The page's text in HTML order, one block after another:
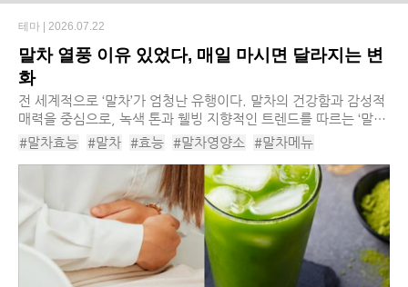
말차 열풍 이유 있었다, 매일 마시면 달라지는 변
화
전 세계적으로 ‘말차’가 엄청난 유행이다. 말차의 건강함과 감성적
매력을 중심으로, 녹색 톤과 웰빙 지향적인 트렌드를 따르는 ‘말차
코어’라는 단어는 전 세계에서 통용이 되고 있는 상황이다. 말차빛
#말차효능 #말차 #효능 #말차영양소
#말차메뉴
#말차레시피 #말차라떼 #말차카페인 #말차성분 #혈당감소
#피부미용
테마 | 2026.07.22